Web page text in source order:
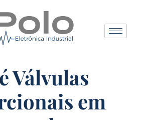
Válvulas
em